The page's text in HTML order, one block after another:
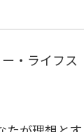
・ライフス